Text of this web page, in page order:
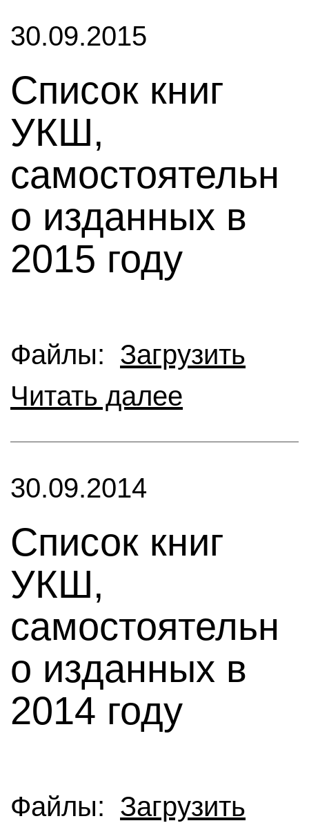
30.09.2015
Cписок книг
УКШ,
самостоятельн
о изданных в
2015 году
Файлы: Загрузить
Читать далее
30.09.2014
Cписок книг
УКШ,
самостоятельн
о изданных в
2014 году
Файлы: Загрузить